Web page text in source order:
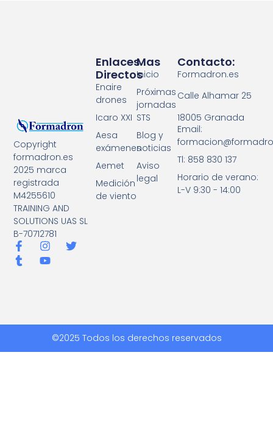
Copyright
formadron.es
2025 marca
registrada
M4255610
TRAINING AND
SOLUTIONS UAS SL
B-70712781
Mas
Inicio
Próximas
jornadas
STS
Blog y
noticias
Aviso
legal
Enlaces
Directos
Enaire
drones
Icaro XXI
Aesa
exámenes
Aemet
Medición
de viento
Contacto:
Formadron.es
Calle Alhamar 25
18005 Granada
Email:
Tl: 858 830 137
Horario de verano:
L-V 9:30 - 14:00
©2025 Todos los derechos reservados